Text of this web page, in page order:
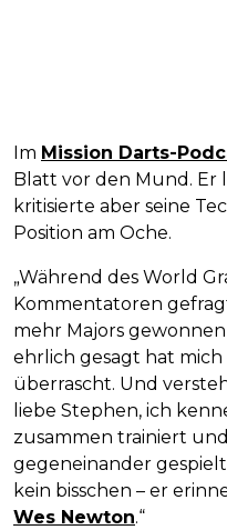
Im Mission Darts-
Blatt vor den Mund.
kritisierte aber seine
Position am Oche.
„Während des World
Kommentatoren
mehr Majors
ehrlich gesagt hat
überrascht. Und
liebe Stephen, ich
zusammen trainiert
gegeneinander
kein bisschen – er
Wes Newton.“